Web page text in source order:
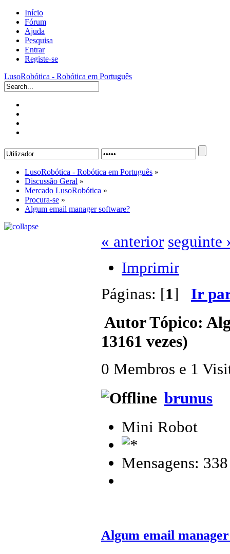
Início
Fórum
Ajuda
Pesquisa
Entrar
Registe-se
LusoRobótica - Robótica em Português
LusoRobótica - Robótica em Português »
Discussão Geral »
Mercado LusoRobótica »
Procura-se »
Algum email manager software?
« anterior seguinte
Imprimir
Páginas: [1] Ir
AutorTópico:
13161 vezes)
0 Membros e 1
brunus
Mini Robot
Mensagens: 338
Algum email